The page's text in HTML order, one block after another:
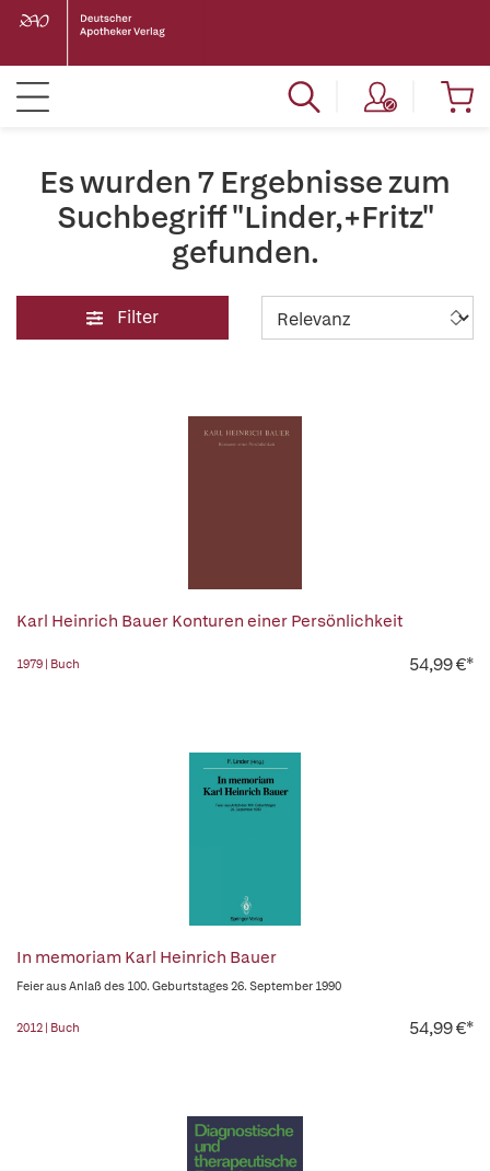
Es wurden 7 Ergebnisse zum
Suchbegriff "Linder,+Fritz"
gefunden.
Filter
Karl Heinrich Bauer Konturen einer Persönlichkeit
1979 | Buch 54,99 €*
In memoriam Karl Heinrich Bauer
Feier aus Anlaß des 100. Geburtstages 26. September 1990
2012 | Buch 54,99 €*